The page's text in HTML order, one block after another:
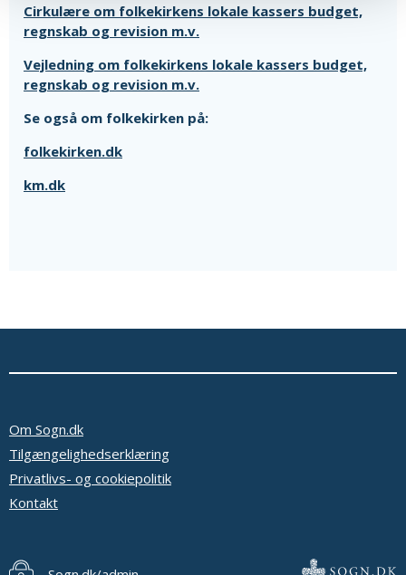
Cirkulære om folkekirkens lokale kassers budget,
regnskab og revision m.v.
Vejledning om folkekirkens lokale kassers budget,
regnskab og revision m.v.
Se også om folkekirken på:
folkekirken.dk
km.dk
Om Sogn.dk
Tilgængelighedserklæring
Privatlivs- og cookiepolitik
Kontakt